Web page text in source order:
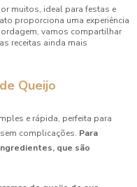
muitos, ideal para festas e
proporciona uma experiência
vamos compartilhar
receitas ainda mais
Queijo
e rápida, perfeita para
complicações. Para
que são